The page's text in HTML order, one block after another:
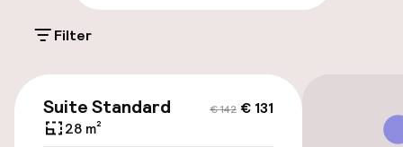
Parkeren & mobiliteit
Luchthavenshuttle
Filter
€ 142 € 131
Suite Standard
28 m²